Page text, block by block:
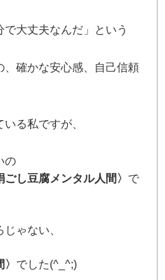
で大丈夫なんだ」と いう
、確かな安心感、自己信頼
る私ですが、
の
し豆腐メンタル人間〉 で
ゃない、
でした(^_^;)